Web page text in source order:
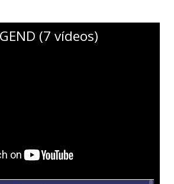
(7 vídeos)